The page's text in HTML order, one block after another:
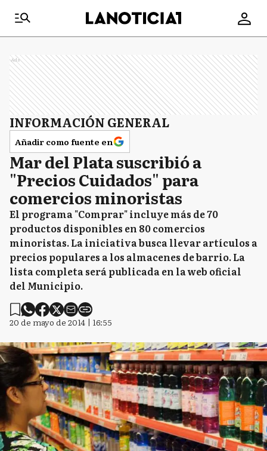
Ads
INFORMACIÓN GENERAL
Añadir como fuente en
Mar del Plata suscribió a
"Precios Cuidados" para
comercios minoristas
El programa "Comprar" incluye más de 70
productos disponibles en 80 comercios
minoristas. La iniciativa busca llevar artículos a
precios populares a los almacenes de barrio. La
lista completa será publicada en la web oficial
del Municipio.
20 de mayo de 2014 | 16:55